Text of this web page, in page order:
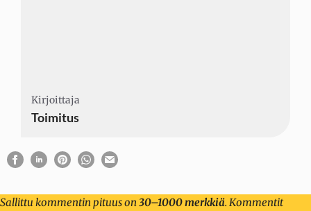
Kirjoittaja
Toimitus
Sallittu kommentin pituus on 30–1000 merkkiä. Kommentit